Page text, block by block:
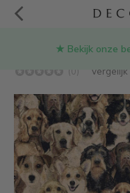
★ Bekijk onze
Honden gobelin
(0) Vergelijk